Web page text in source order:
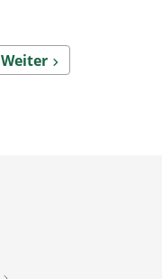
Weiter
Weiter